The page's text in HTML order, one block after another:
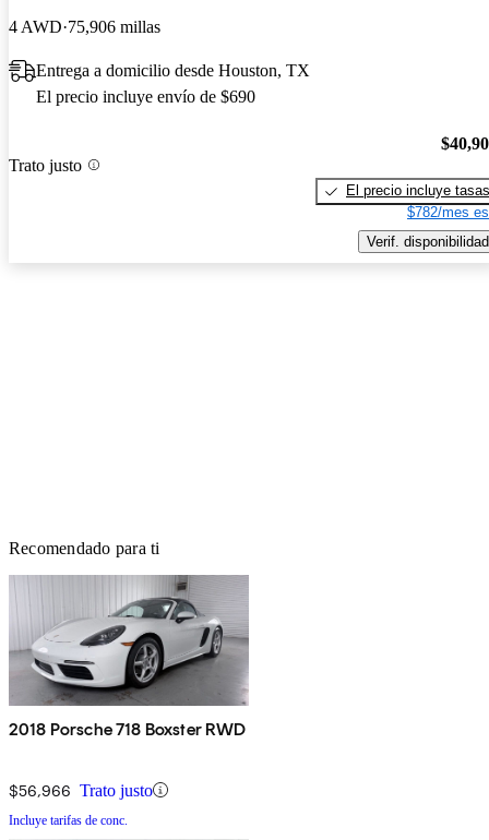
4 AWD 75,906 millas
Entrega a domicilio desde Houston, TX
El precio incluye envío de $690
Trato justo
El precio incluye tasas
$782/mes
Verif. disponibilidad
Recomendado para ti
2018 Porsche 718 Boxster RWD
$56,966 Trato justo
Incluye tarifas de conc.